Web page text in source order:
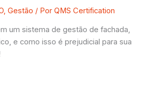
,Gestão / PorQMS Certification
um sistema de gestão de fachada,
e como isso é prejudicial para sua